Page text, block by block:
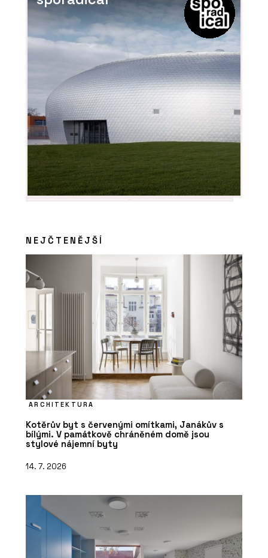
NEJČTENĚJŠÍ
ARCHITEKTURA
Kotěrův byt s červenými omítkami, Janákův s
bílými. V památkově chráněném domě jsou
stylové nájemní byty
14. 7. 2026